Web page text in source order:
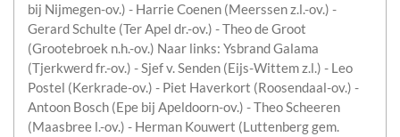
bij Nijmegen-ov.) - Harrie Coenen (Meerssen z.l.-ov.) -
Gerard Schulte (Ter Apel dr.-ov.) - Theo de Groot
(Grootebroek n.h.-ov.) Naar links: Ysbrand Galama
(Tjerkwerd fr.-ov.) - Sjef v. Senden (Eijs-Wittem z.l.) - Leo
Postel (Kerkrade-ov.) - Piet Haverkort (Roosendaal-ov.) -
Antoon Bosch (Epe bij Apeldoorn-ov.) - Theo Scheeren
(Maasbree l.-ov.) - Herman Kouwert (Luttenberg gem.